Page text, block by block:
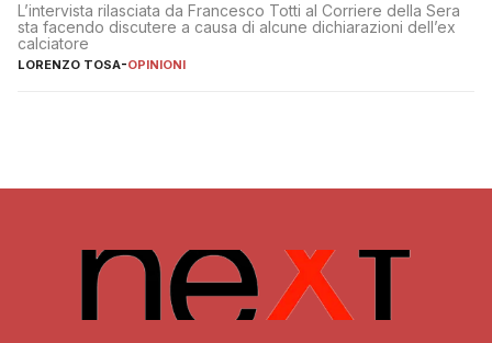
L’intervista rilasciata da Francesco Totti al Corriere della Sera
sta facendo discutere a causa di alcune dichiarazioni dell’ex
calciatore
LORENZO TOSA-OPINIONI